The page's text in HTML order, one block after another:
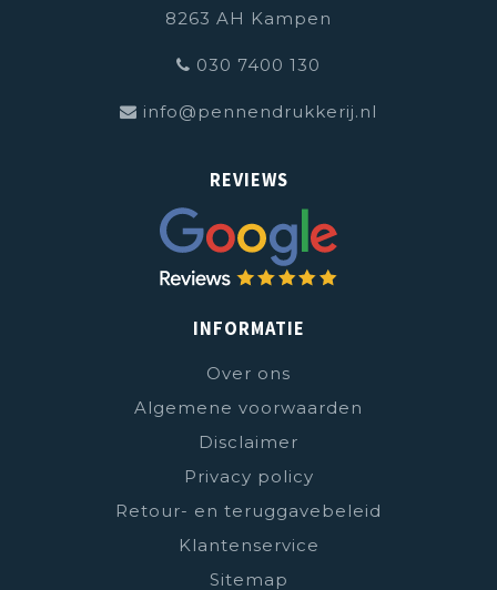
8263 AH Kampen
030 7400 130
info@pennendrukkerij.nl
REVIEWS
INFORMATIE
Over ons
Algemene voorwaarden
Disclaimer
Privacy policy
Retour- en teruggavebeleid
Klantenservice
Sitemap